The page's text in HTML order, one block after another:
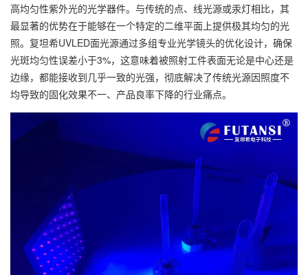
高均匀性紫外光的光学器件。与传统的点、线光源或汞灯相比，其
最显著的优势在于能够在一个特定的二维平面上提供极其均匀的光
照。复坦希UVLED面光源通过多组专业光学镜头的优化设计，确保
光斑均匀性误差小于3%，这意味着被照射工件表面无论是中心还是
边缘，都能接收到几乎一致的光强，彻底解决了传统光源因照度不
均导致的固化效果不一、产品良率下降的行业痛点。